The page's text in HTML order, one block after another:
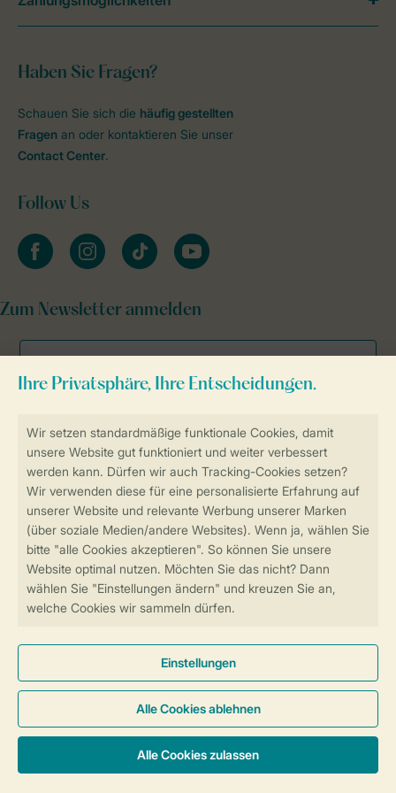
Sicherstellung Deiner Privatsphäre
Sicher und schnell zur Online-Buchung
Sichere Datenübertragung
Sicheres Bezahlen
Haben Sie Fragen?
Schauen Sie sich die häufig gestellten
Fragen an oder kontaktieren Sie unser
Contact Center.
Follow Us
facebookinstagramtiktok youtube
Zum Newsletter anmelden
Allgemeine Bedingungen Impressum
Datenschutz
Cookies und Banner
© 2026 Landal GreenParks GmbH